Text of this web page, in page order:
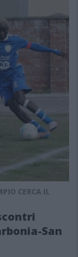
CERCA IL
San